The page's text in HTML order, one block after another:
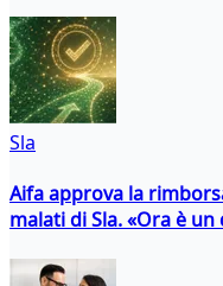
Sla
Aifa approva la
malati di Sla. «Ora è